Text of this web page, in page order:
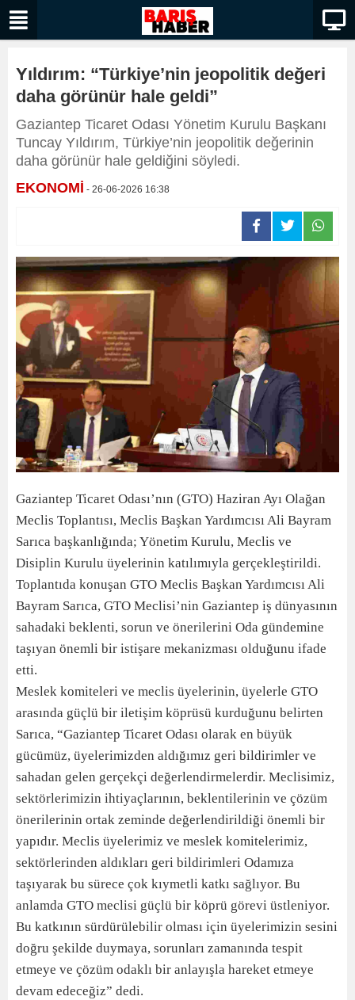
Yıldırım: “Türkiye’nin jeopolitik değeri
daha görünür hale geldi”
Gaziantep Ticaret Odası Yönetim Kurulu Başkanı
Tuncay Yıldırım, Türkiye’nin jeopolitik değerinin
daha görünür hale geldiğini söyledi.
EKONOMİ - 26-06-2026 16:38
Gaziantep Ticaret Odası’nın (GTO) Haziran Ayı Olağan
Meclis Toplantısı, Meclis Başkan Yardımcısı Ali Bayram
Sarıca başkanlığında; Yönetim Kurulu, Meclis ve
Disiplin Kurulu üyelerinin katılımıyla gerçekleştirildi.
Toplantıda konuşan GTO Meclis Başkan Yardımcısı Ali
Bayram Sarıca, GTO Meclisi’nin Gaziantep iş dünyasının
sahadaki beklenti, sorun ve önerilerini Oda gündemine
taşıyan önemli bir istişare mekanizması olduğunu ifade
etti.
Meslek komiteleri ve meclis üyelerinin, üyelerle GTO
arasında güçlü bir iletişim köprüsü kurduğunu belirten
Sarıca, “Gaziantep Ticaret Odası olarak en büyük
gücümüz, üyelerimizden aldığımız geri bildirimler ve
sahadan gelen gerçekçi değerlendirmelerdir. Meclisimiz,
sektörlerimizin ihtiyaçlarının, beklentilerinin ve çözüm
önerilerinin ortak zeminde değerlendirildiği önemli bir
yapıdır. Meclis üyelerimiz ve meslek komitelerimiz,
sektörlerinden aldıkları geri bildirimleri Odamıza
taşıyarak bu sürece çok kıymetli katkı sağlıyor. Bu
anlamda GTO meclisi güçlü bir köprü görevi üstleniyor.
Bu katkının sürdürülebilir olması için üyelerimizin sesini
doğru şekilde duymaya, sorunları zamanında tespit
etmeye ve çözüm odaklı bir anlayışla hareket etmeye
devam edeceğiz” dedi.